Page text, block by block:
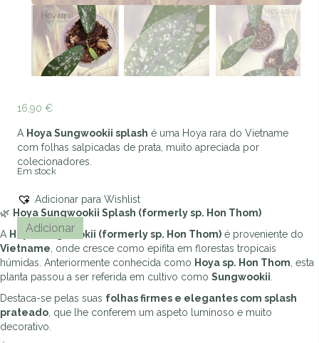
16,90 €
A Hoya Sungwookii splash é uma Hoya rara do Vietname
com folhas salpicadas de prata, muito apreciada por
colecionadores.
Em stock
Adicionar para Wishlist
Quantidade
de
Hoya
Sungwookii
Splash
(formerly
sp.
Hon
Adicionar
l
t
e
r
n
a
🌿 Hoya Sungwookii Splash (formerly sp. Hon Thom)
A Hoya Sungwookii (formerly sp. Hon Thom) é proveniente do
Vietname, onde cresce como epífita em florestas tropicais
húmidas. Anteriormente conhecida como Hoya sp. Hon Thom, esta
planta passou a ser referida em cultivo como Sungwookii.
Destaca-se pelas suas folhas firmes e elegantes com splash
prateado, que lhe conferem um aspeto luminoso e muito
decorativo.